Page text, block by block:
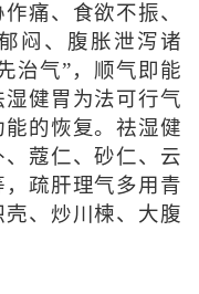
痛、食欲不振、
闷、腹胀泄泻诸
治气”，顺气即能
健胃为法可行气
的恢复。祛湿健
蔻仁、砂仁、云
疏肝理气多用青
、炒川楝、大腹